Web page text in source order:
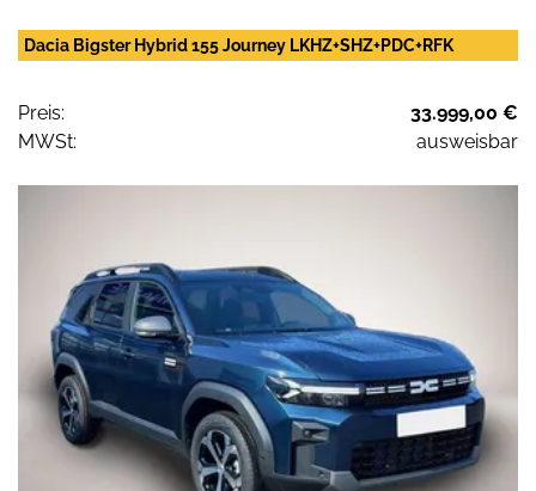
Dacia Bigster Hybrid 155 Journey LKHZ+SHZ+PDC+RFK
Preis:
33.999,00 €
MWSt:
ausweisbar